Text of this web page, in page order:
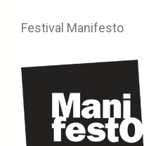
Festival Manifesto